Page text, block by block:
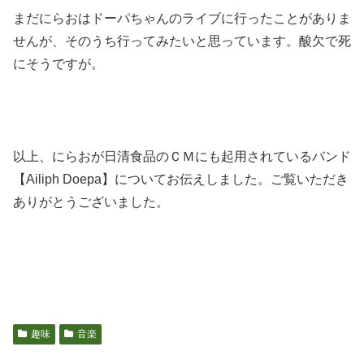
まだにらおはドーパちゃんのライブに行ったことがありま
せんが、そのうち行ってみたいと思っています。酸欠で死
にそうですが。
以上、にらおが日清食品のＣＭにも起用されているバンド
【Ailiph Doepa】についてお伝えしました。ご覧いただき
ありがとうございました。
趣味 音楽